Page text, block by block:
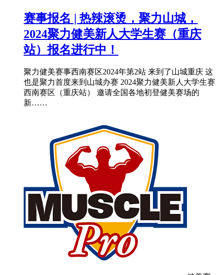
赛事报名 | 热辣滚烫，聚力山城，
2024聚力健美新人大学生赛（重庆
站）报名进行中！
聚力健美赛事西南赛区2024年第2站 来到了山城重庆 这
也是聚力首度来到山城办赛 2024聚力健美新人大学生赛
西南赛区（重庆站） 邀请全国各地初登健美赛场的
新……